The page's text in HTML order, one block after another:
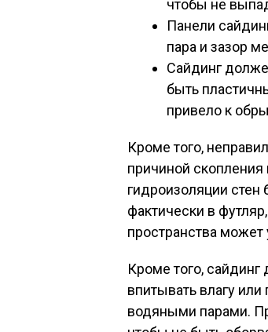
чтобы не
Панели
пара и зазор
Сайдинг
быть
привело к
Кроме того,
причиной
гидроизоляции стен
фактически в
пространства может
Кроме того,
впитывать влагу
водяными парами.